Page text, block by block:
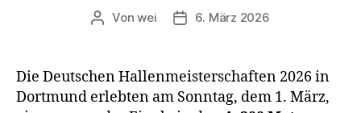
Beitragsautor
Vonwei Beitragsdatum
6. März 2026
Die Deutschen Hallenmeisterschaften 2026 in
Dortmund erlebten am Sonntag, dem 1. März,